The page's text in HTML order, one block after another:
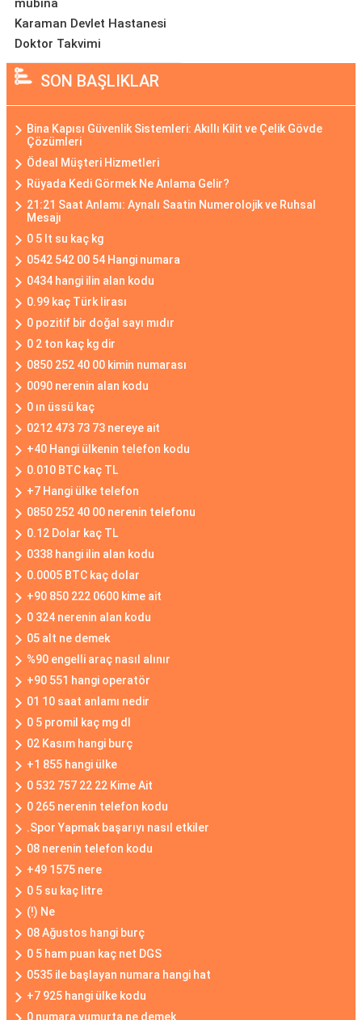
mübina
Karaman Devlet Hastanesi
Doktor Takvimi
SON BAŞLIKLAR
Bina Kapısı Güvenlik Sistemleri: Akıllı Kilit ve Çelik Gövde
Çözümleri
Ödeal Müşteri Hizmetleri
Rüyada Kedi Görmek Ne Anlama Gelir?
21:21 Saat Anlamı: Aynalı Saatin Numerolojik ve Ruhsal
Mesajı
0 5 lt su kaç kg
0542 542 00 54 Hangi numara
0434 hangi ilin alan kodu
0.99 kaç Türk lirası
0 pozitif bir doğal sayı mıdır
0 2 ton kaç kg dir
0850 252 40 00 kimin numarası
0090 nerenin alan kodu
0 ın üssü kaç
0212 473 73 73 nereye ait
+40 Hangi ülkenin telefon kodu
0.010 BTC kaç TL
+7 Hangi ülke telefon
0850 252 40 00 nerenin telefonu
0.12 Dolar kaç TL
0338 hangi ilin alan kodu
0.0005 BTC kaç dolar
+90 850 222 0600 kime ait
0 324 nerenin alan kodu
05 alt ne demek
%90 engelli araç nasıl alınır
+90 551 hangi operatör
01 10 saat anlamı nedir
0 5 promil kaç mg dl
02 Kasım hangi burç
+1 855 hangi ülke
0 532 757 22 22 Kime Ait
0 265 nerenin telefon kodu
.Spor Yapmak başarıyı nasıl etkiler
08 nerenin telefon kodu
+49 1575 nere
0 5 su kaç litre
(!) Ne
08 Ağustos hangi burç
0 5 ham puan kaç net DGS
0535 ile başlayan numara hangi hat
+7 925 hangi ülke kodu
0 numara yumurta ne demek